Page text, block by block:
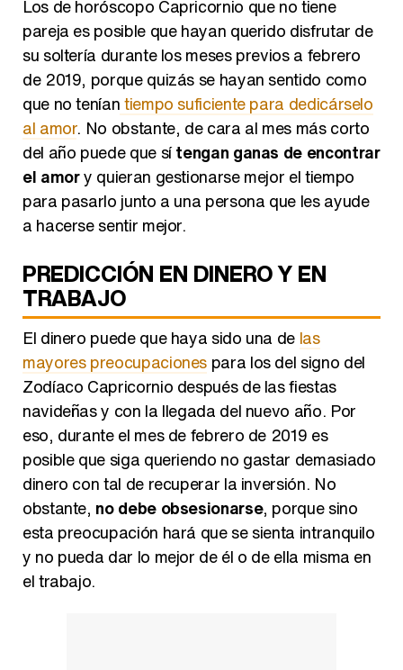
pareja es posible que hayan querido disfrutar de
su soltería durante los meses previos a febrero
de 2019, porque quizás se hayan sentido como
que no teníantiempo suficiente para dedicárselo
al amor. No obstante, de cara al mes más corto
del año puede que sítengan ganas de encontrar
el amor y quieran gestionarse mejor el tiempo
para pasarlo junto a una persona que les ayude
a hacerse sentir mejor.
PREDICCIÓN EN DINERO Y EN
TRABAJO
El dinero puede que haya sido una delas
mayores preocupaciones para los del signo del
Zodíaco Capricornio después de las fiestas
navideñas y con la llegada del nuevo año. Por
eso, durante el mes de febrero de 2019 es
posible que siga queriendo no gastar demasiado
dinero con tal de recuperar la inversión. No
obstante,no debe obsesionarse, porque sino
esta preocupación hará que se sienta intranquilo
y no pueda dar lo mejor de él o de ella misma en
el trabajo.